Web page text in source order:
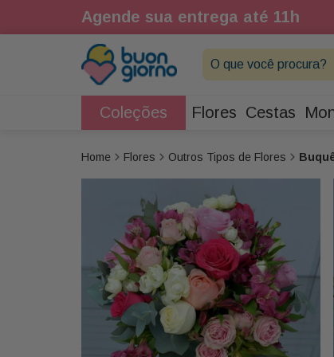
Agende sua entrega até 11h
O que você procura?
Coleções Flores Cestas
Flores Outros Tipos de Flores